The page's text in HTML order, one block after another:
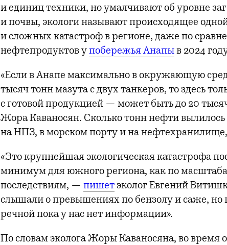
и единиц техники, но умалчивают об уровне
и почвы, экологи называют происходящее
и сложных катастроф в регионе, даже по
нефтепродуктов упобережья Анапыв 2024
«Если в Анапе максимально в окружающую
тысяч тонн мазута с двух танкеров, то здесь
с готовой продукцией — может быть до 20
Жора Каваносян. Сколько тонн нефти
на НПЗ, в морском порту и на нефтехранилище,
«Это крупнейшая экологическая катастрофа
минимум для южного региона, как по
последствиям, — пишетэколог Евгений
слышали о превышениях по бензолу и саже, но
речной пока у нас нет информации».
По словам эколога Жоры Каваносяна, во